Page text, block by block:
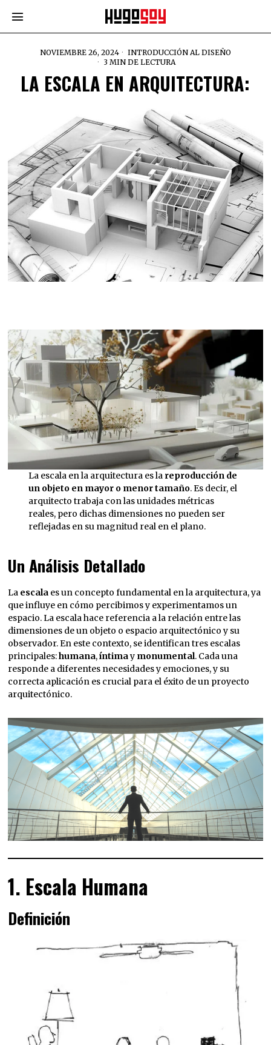
NOVIEMBRE 26, 2024
INTRODUCCIÓN AL DISEÑO
3 MIN DE LECTURA
LA ESCALA EN ARQUITECTURA:
La escala en la arquitectura es la reproducción de
un objeto en mayor o menor tamaño. Es decir, el
arquitecto trabaja con las unidades métricas
reales, pero dichas dimensiones no pueden ser
reflejadas en su magnitud real en el plano.
Un Análisis Detallado
La escala es un concepto fundamental en la arquitectura, ya
que influye en cómo percibimos y experimentamos un
espacio. La escala hace referencia a la relación entre las
dimensiones de un objeto o espacio arquitectónico y su
observador. En este contexto, se identifican tres escalas
principales:humana,íntimay monumental. Cada una
responde a diferentes necesidades y emociones, y su
correcta aplicación es crucial para el éxito de un proyecto
arquitectónico.
1. Escala Humana
Definición